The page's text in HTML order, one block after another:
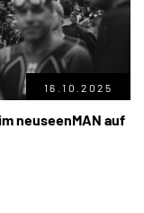
16.10.2025
neuseenMAN auf